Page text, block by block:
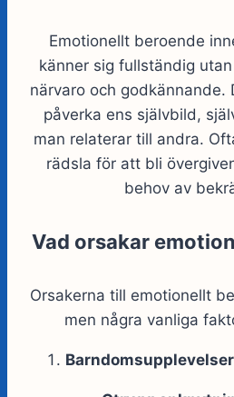
Emotionellt beroende
känner sig fullständig
närvaro och godkännande.
påverka ens självbild,
man relaterar till andra.
rädsla för att bli
behov av
Vad orsakar
Orsakerna till emotionellt
men några vanliga
Barndomsupplevelser